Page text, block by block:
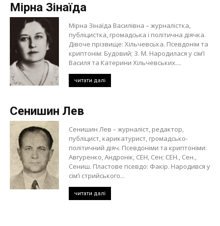
Мірна Зінаїда
Мірна Зінаїда Василівна – журналістка,
публіцистка, громадська і політична діячка.
Дівоче прізвище: Хільчевська. Псевдонім та
криптонім: Будовий; З. М. Народилася у сім’ї
Василя та Катерини Хільчевських....
читати далі
Сенишин Лев
Сенишин Лев – журналіст, редактор,
публіцист, карикатурист, громадсько-
політичний діяч. Псевдоніми та криптоніми:
Авгуренко, Андронік, СЕН, Сен; СЕН., Сен.,
Сениш. Пластове псевдо: Факір. Народився у
сім’ї стрийського...
читати далі